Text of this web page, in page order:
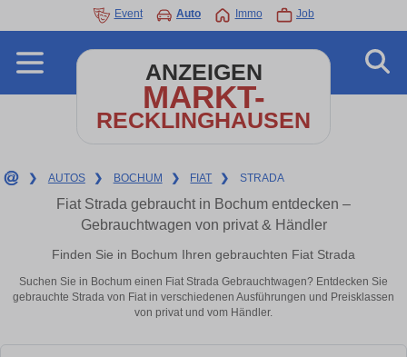
Event Auto Immo Job
ANZEIGEN
MARKT-
RECKLINGHAUSEN
❯ AUTOS ❯ BOCHUM ❯ FIAT ❯ STRADA
Fiat Strada gebraucht in Bochum entdecken –
Gebrauchtwagen von privat & Händler
Finden Sie in Bochum Ihren gebrauchten Fiat Strada
Suchen Sie in Bochum einen Fiat Strada Gebrauchtwagen? Entdecken Sie
gebrauchte Strada von Fiat in verschiedenen Ausführungen und Preisklassen
von privat und vom Händler.